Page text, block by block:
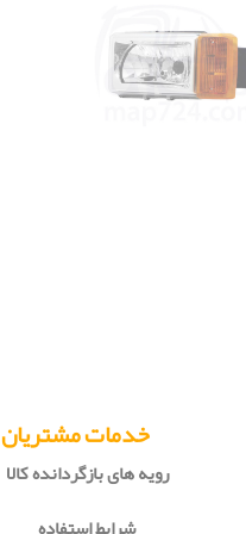
خدمات مشتریان
رویه های بازگردانده کالا